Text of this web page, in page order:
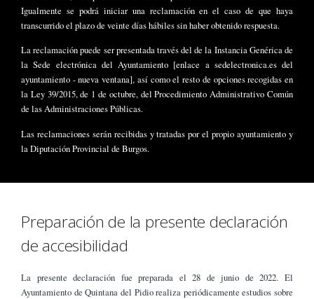
Igualmente se podrá iniciar una reclamación en el caso de que haya
transcurrido el plazo de veinte días hábiles sin haber obtenido respuesta.
La reclamación puede ser presentada través del de la Instancia Genérica de
la Sede electrónica del Ayuntamiento [enlace a sedelectronica.es del
ayuntamiento - nueva ventana], así como el resto de opciones recogidas en
la Ley 39/2015, de 1 de octubre, del Procedimiento Administrativo Común
de las Administraciones Públicas.
Las reclamaciones serán recibidas y tratadas por el propio ayuntamiento y
la Diputación Provincial de Burgos.
Preparación de la presente declaración
de accesibilidad
La presente declaración fue preparada el 28 de junio de 2022. El
Ayuntamiento de Quintana del Pidio realiza periódicamente estudios sobre